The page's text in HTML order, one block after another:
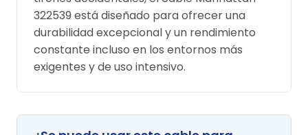
322539 está diseñado para ofrecer una
durabilidad excepcional y un rendimiento
constante incluso en los entornos más
exigentes y de uso intensivo.